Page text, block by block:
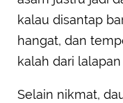
kalau disantap
hangat, dan
kalah dari
Selain nikmat,